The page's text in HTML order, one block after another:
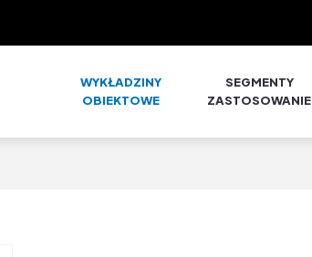
WYKŁADZINY
OBIEKTOWE
SEGMENTY
ZASTOSOWANIE